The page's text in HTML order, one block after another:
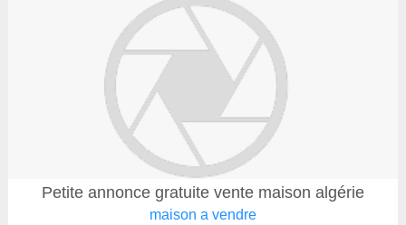
Petite annonce gratuite vente maison algérie
maison a vendre